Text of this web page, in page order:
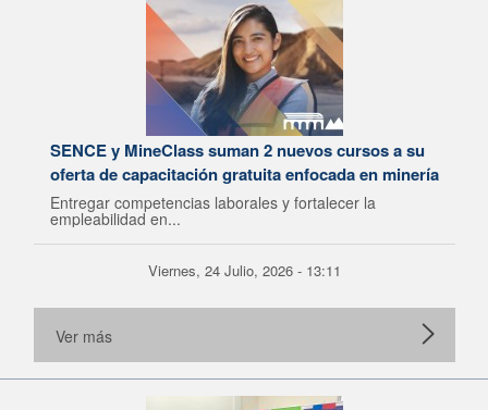
SENCE y MineClass suman 2 nuevos cursos a su
oferta de capacitación gratuita enfocada en minería
Entregar competencias laborales y fortalecer la
empleabilidad en...
Viernes, 24 Julio, 2026 - 13:11
Ver más